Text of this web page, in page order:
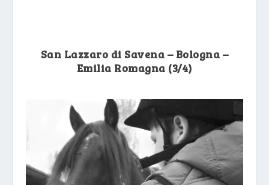
San Lazzaro di Savena – Bologna –
Emilia Romagna (3/4)